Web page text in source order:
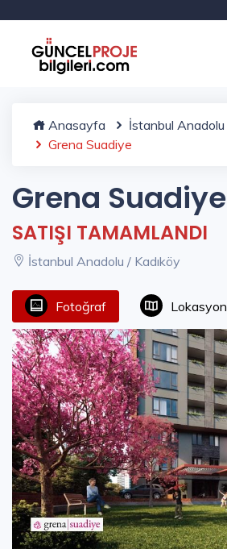
Anasayfa İstanbul Anadolu
Grena Suadiye
Grena Suadiye
SATIŞI TAMAMLANDI
İstanbul Anadolu / Kadıköy
Fotoğraf Lokasyon